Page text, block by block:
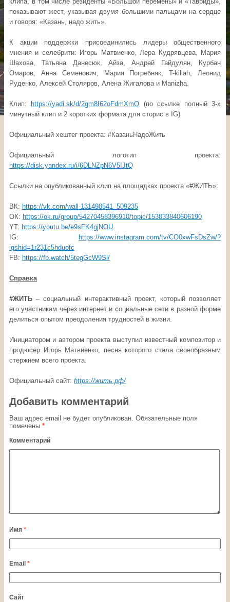
показывают жест, указывая двумя большими пальцами на сердце
и говоря: «Казань, надо жить».
К акции поддержки присоединились лидеры общественного
мнения и селебрити: Игорь Матвиенко, Лера Кудрявцева, Мария
Шахова, Татьяна Данесюк, Айза, Андрей Гайдулян, Курбан
Омаров, Анна Семенович, Мария Погребняк, T-killah, Леонид
Руденко, Алексей Столяров, Алена Жигалова и Manizha.
Клип: https://yadi.sk/d/2gm8I62oFdmXmQ (по ссылке полный 3-х
минутный клип и 2 коротких формата для сторис в IG)
Официальный хештег проекта: #КазаньНадоЖить
Официальный логотип проекта:
https://disk.yandex.ru/i/6DLNZpN6V5IJtQ
Ссылки на опубликованный клип на площадках проекта «#ЖИТЬ»:
ВК: https://vk.com/wall-131498541_509235
ОК: https://ok.ru/group/54270458396910/topic/153833840606190
YT: https://youtu.be/e9sFK4gjNOU
IG:
https://www.instagram.com/tv/CO0xwFsDsZw/?
igshid=1r231c5hduofc
FB: https://fb.watch/5tegGcW9Sl/
Справка
#ЖИТЬ – социальный интерактивный проект, который позволяет
его участникам через интернет и социальные сети в разной форме
делиться опытом преодоления трудностей в жизни.
Инициатором и автором проекта выступил известный композитор и
продюсер Игорь Матвиенко, песня которого стала своеобразным
стержнем всего проекта.
Официальный сайт: https://жить.рф/
Добавить комментарий
Ваш адрес email не будет опубликован. Обязательные поля
помечены *
Комментарий
Имя *
Email *
Сайт